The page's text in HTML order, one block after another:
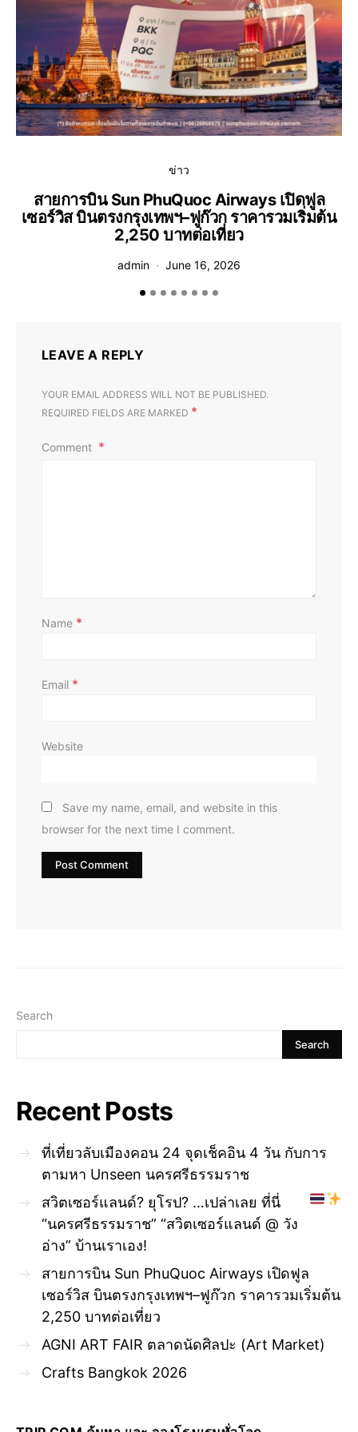
ข่าว
สายการบิน Sun PhuQuoc Airways เปิดฟูล
เซอร์วิส บินตรงกรุงเทพฯ–ฟูก๊วก ราคารวมเริ่มต้น
2,250 บาทต่อเที่ยว
admin June 16, 2026
LEAVE A REPLY
YOUR EMAIL ADDRESS WILL NOT BE PUBLISHED.
REQUIRED FIELDS ARE MARKED *
Comment
Name *
Email *
Website
Save my name, email, and website in this
browser for the next time I comment.
Search
Search
Recent Posts
ที่เที่ยวลับเมืองคอน 24 จุดเช็คอิน 4 วัน กับการ
ตามหา Unseen นครศรีธรรมราช
สวิตเซอร์แลนด์? ยุโรป? …เปล่าเลย ที่นี่
“นครศรีธรรมราช” “สวิตเซอร์แลนด์ @ วัง
อ่าง” บ้านเราเอง!
สายการบิน Sun PhuQuoc Airways เปิดฟูล
เซอร์วิส บินตรงกรุงเทพฯ–ฟูก๊วก ราคารวมเริ่มต้น
2,250 บาทต่อเที่ยว
AGNI ART FAIR ตลาดนัดศิลปะ (Art Market)
Crafts Bangkok 2026